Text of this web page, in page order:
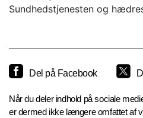
Sundhedstjenesten og
Del på Facebook
Når du deler indhold på sociale
er dermed ikke længere omfattet af